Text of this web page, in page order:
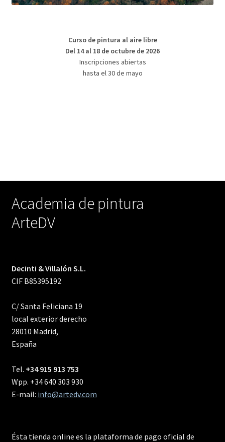
Curso de pintura al aire libre
Del 14 al 18 de octubre de 2026
Inscripciones abiertas
hasta el 30 de mayo
Academia de pintura
ArteDV
Decinti & Villalón S.L.
CIF B85395192
C/ Santa Feliciana 19
local exterior derecho
28010 Madrid,
España
Tel. +34 915 913 753
Wpp. +34 640 303 930
E-mail: info@artedv.com
Ésta tienda online es la plataforma de pago oficial de